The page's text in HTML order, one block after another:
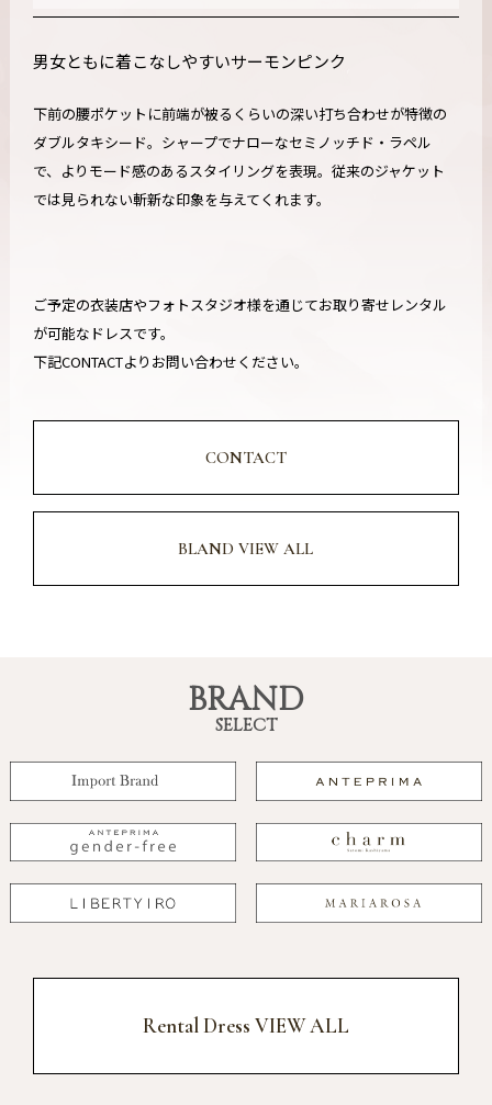
男女ともに着こなしやすいサーモンピンク
下前の腰ポケットに前端が被るくらいの深い打ち合わせが特徴の
ダブルタキシード。シャープでナローなセミノッチド・ラペル
で、よりモード感のあるスタイリングを表現。従来のジャケット
では見られない斬新な印象を与えてくれます。
ご予定の衣装店やフォトスタジオ様を通じてお取り寄せレンタル
が可能なドレスです。
下記CONTACTよりお問い合わせください。
CONTACT
BLAND VIEW ALL
BRAND
SELECT
Rental Dress VIEW ALL